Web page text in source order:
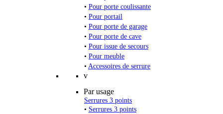
• Pour porte coulissante
• Pour portail
• Pour porte de garage
• Pour porte de cave
• Pour issue de secours
• Pour meuble
• Accessoires de serrure
v
Par usage
Serrures 3 points
• Serrures 3 points